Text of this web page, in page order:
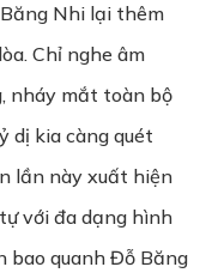
Nhi lại thêm
Chỉ nghe âm
nháy mắt toàn bộ
dị kia càng quét
lần này xuất hiện
với đa dạng hình
bao quanh Đỗ Băng